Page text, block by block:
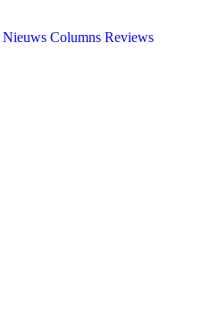
Nieuws Columns Reviews